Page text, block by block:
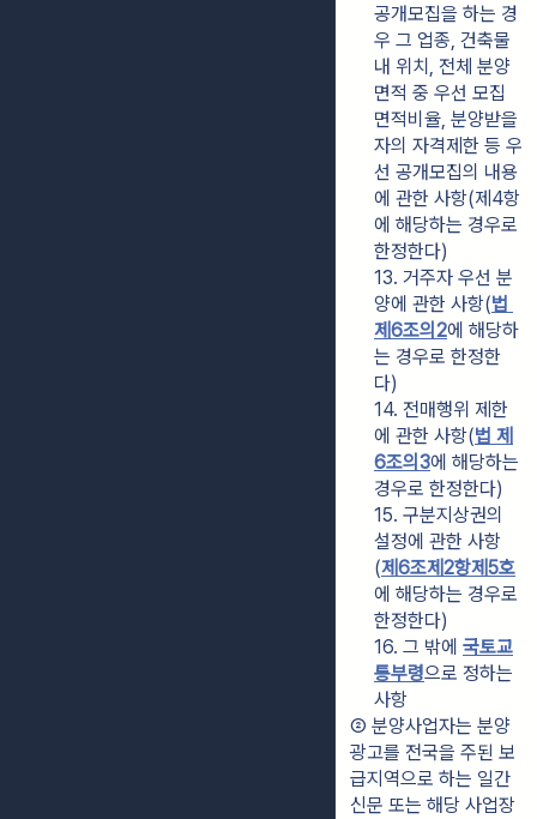
공개모집을 하는 경
우 그 업종, 건축물
내 위치, 전체 분양
면적 중 우선 모집
면적비율, 분양받을
자의 자격제한 등 우
선 공개모집의 내용
에 관한 사항(제4항
에 해당하는 경우로
한정한다)
13. 거주자 우선 분
양에 관한 사항(법
제6조의2에 해당하
는 경우로 한정한
다)
14. 전매행위 제한
에 관한 사항(법 제
6조의3에 해당하는
경우로 한정한다)
15. 구분지상권의
설정에 관한 사항
(제6조제2항제5호
에 해당하는 경우로
한정한다)
16. 그 밖에 국토교
통부령으로 정하는
사항
② 분양사업자는 분양
광고를 전국을 주된 보
급지역으로 하는 일간
신문 또는 해당 사업장